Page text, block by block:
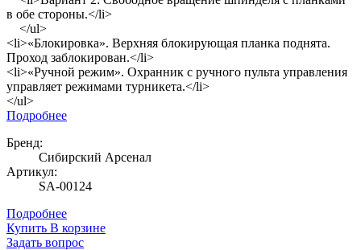
в обе стороны.</li>
</ul>
<li>«Блокировка». Верхняя блокирующая планка поднята.
Проход заблокирован.</li>
<li>«Ручной режим». Охранник с ручного пульта управления
управляет режимами турникета.</li>
</ul>
Подробнее
Бренд:
Сибирский Арсенал
Артикул:
SA-00124
Подробнее
Купить В корзине
Задать вопрос